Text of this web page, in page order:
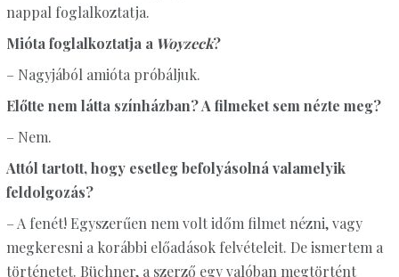
nappal foglalkoztatja.
Mióta foglalkoztatja a Woyzeck?
– Nagyjából amióta próbáljuk.
Előtte nem látta színházban? A filmeket sem nézte meg?
– Nem.
Attól tartott, hogy esetleg befolyásolná valamelyik
feldolgozás?
– A fenét! Egyszerűen nem volt időm filmet nézni, vagy
megkeresni a korábbi előadások felvételeit. De ismertem a
történetet. Büchner, a szerző egy valóban megtörtént